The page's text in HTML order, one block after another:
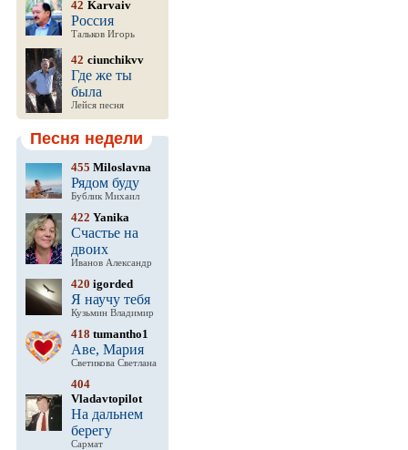
42 Karvaiv
Россия
Тальков Игорь
42 ciunchikvv
Где же ты
была
Лейся песня
Песня недели
455 Miloslavna
Рядом буду
Бублик Михаил
422 Yanika
Счастье на
двоих
Иванов Александр
420 igorded
Я научу тебя
Кузьмин Владимир
418 tumantho1
Аве, Мария
Светикова Светлана
404
Vladavtopilot
На дальнем
берегу
Сармат